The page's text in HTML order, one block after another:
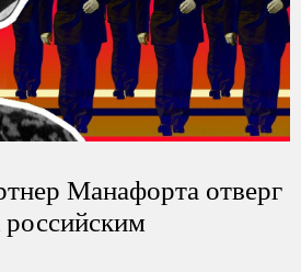
Манафорта отверг
российским